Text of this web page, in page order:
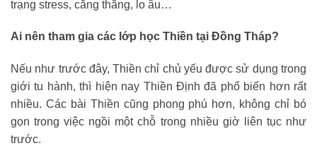
trạng stress, căng thẳng, lo âu…
Ai nên tham gia các lớp học Thiền tại Đồng Tháp?
Nếu như trước đây, Thiền chỉ chủ yếu được sử dụng trong
giới tu hành, thì hiện nay Thiền Định đã phổ biến hơn rất
nhiều. Các bài Thiền cũng phong phú hơn, không chỉ bó
gọn trong việc ngồi một chỗ trong nhiều giờ liên tục như
trước.